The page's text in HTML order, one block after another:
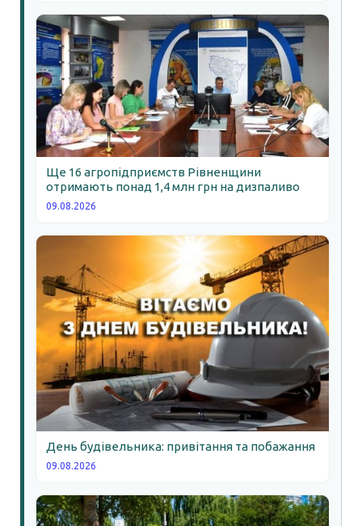
Ще 16 агропідприємств Рівненщини
отримають понад 1,4 млн грн на дизпаливо
09.08.2026
День будівельника: привітання та побажання
09.08.2026